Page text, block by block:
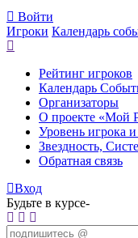
Войти
Игроки Календарь
Рейтинг игроков
Календарь
Организаторы
О проекте «Мой
Уровень игрока
Звездность,
Обратная связь
Вход
Будьте в курсе-